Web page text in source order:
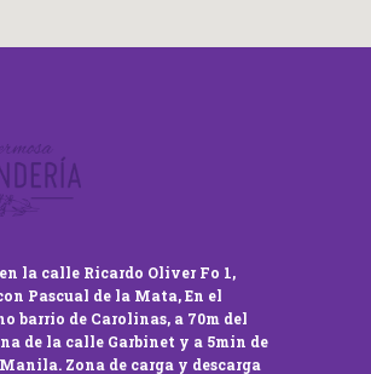
la calle Ricardo Oliver Fo 1,
Pascual de la Mata, En el
barrio de Carolinas, a 70m del
de la calle Garbinet y a 5min de
Zona de carga y descarga